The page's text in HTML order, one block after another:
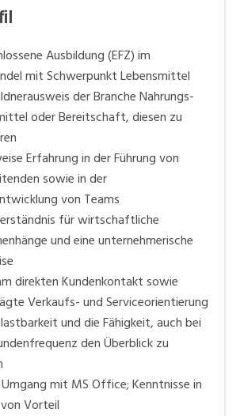
Ausbildung (EFZ) im
mit Schwerpunkt Lebensmittel
der Branche Nahrungs-
oder Bereitschaft, diesen zu
Erfahrung in der Führung von
sowie in der
von Teams
für wirtschaftliche
und eine unternehmerische
direkten Kundenkontakt sowie
Verkaufs- und Serviceorientierung
und die Fähigkeit, auch bei
den Überblick zu
mit MS Office; Kenntnisse in
Vorteil